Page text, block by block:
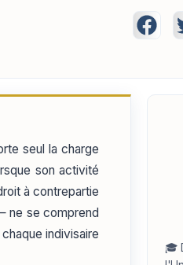
seul la charge
son activité
à contrepartie
ne se comprend
indivisaire
🎓